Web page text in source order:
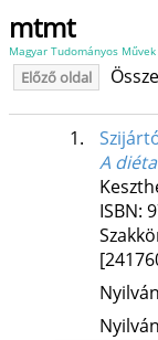
mtmt
Magyar Tudományos
Előző oldal
1.
A diéta
ISBN: